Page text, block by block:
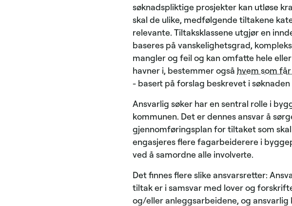
søknadspliktige prosjekter kan utløse
skal de ulike, medfølgende tiltakene
relevante. Tiltaksklassene utgjør en
baseres på vanskelighetsgrad,
mangler og feil og kan omfatte hele
havner i, bestemmer også hvem som
- basert på forslag beskrevet i
Ansvarlig søker har en sentral rolle i
kommunen. Det er dennes ansvar å
gjennomføringsplan for tiltaket som
engasjeres flere fagarbeiderere i
ved å samordne alle involverte.
Det finnes flere slike ansvarsretter:
tiltak er i samsvar med lover og
og/eller anleggsarbeidene, og